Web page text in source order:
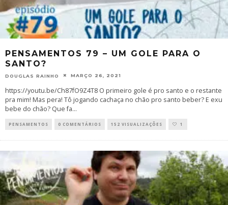
PENSAMENTOS 79 – UM GOLE PARA O
SANTO?
DOUGLAS RAINHO MARÇO 26, 2021
https://youtu.be/Ch87fO9Z4T8 O primeiro gole é pro santo e o restante
pra mim! Mas pera! Tô jogando cachaça no chão pro santo beber? E exu
bebe do chão? Que fa...
PENSAMENTOS 0 COMENTÁRIOS 152 VISUALIZAÇÕES 1